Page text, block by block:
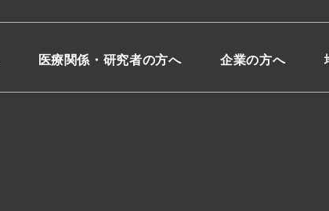
医療関係・研究者の方へ 企業の方へ